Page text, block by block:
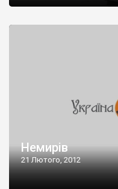
Немирів
21 Лютого, 2012